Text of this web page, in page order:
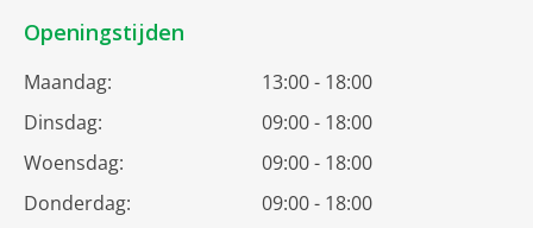
Openingstijden
Maandag:
13:00 - 18:00
Dinsdag:
09:00 - 18:00
Woensdag:
09:00 - 18:00
Donderdag:
09:00 - 18:00